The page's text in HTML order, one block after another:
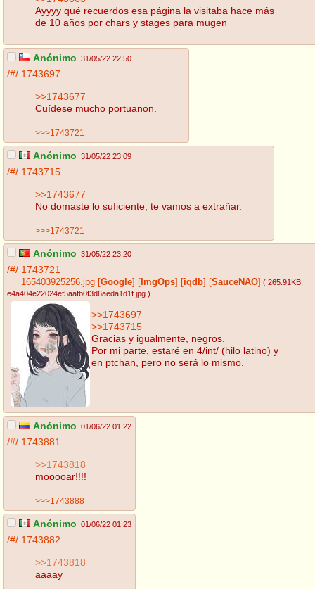
Ayyyy qué recuerdos esa página la visitaba hace más
de 10 años por chars y stages para mugen
Anónimo 31/05/22 22:50
/#/ 1743697
>>1743677
Cuídese mucho portuanon.
>>>1743721
Anónimo 31/05/22 23:09
/#/ 1743715
>>1743677
No domaste lo suficiente, te vamos a extrañar.
>>>1743721
Anónimo 31/05/22 23:20
/#/ 1743721
165403925256.jpg Google ImgOps iqdb SauceNAO ( 265.91KB
e4a404e22024ef5aafb0f3d6aeda1d1f.jpg )
>>1743697
>>1743715
Gracias y igualmente, negros.
Por mi parte, estaré en 4/int/ (hilo latino) y
en ptchan, pero no será lo mismo.
Anónimo 01/06/22 01:22
/#/ 1743881
>>1743818
mooooar!!!!
>>>1743888
Anónimo 01/06/22 01:23
/#/ 1743882
>>1743818
aaaay